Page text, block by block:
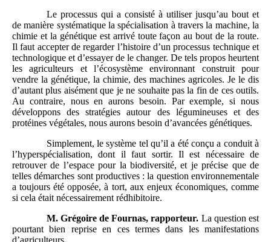
Le processus qui a consisté à utiliser jusqu’au bout et
de manière systématique la spécialisation à travers la machine, la
chimie et la génétique est arrivé toute façon au bout de la route.
Il faut accepter de regarder l’histoire d’un processus technique et
technologique et d’essayer de le changer. De tels propos heurtent
les agriculteurs et l’écosystème environnant construit pour
vendre la génétique, la chimie, des machines agricoles. Je le dis
d’autant plus aisément que je ne souhaite pas la fin de ces outils.
Au contraire, nous en aurons besoin. Par exemple, si nous
développons des stratégies autour des légumineuses et des
protéines végétales, nous aurons besoin d’avancées génétiques.
Simplement, le système tel qu’il a été conçu a conduit à
l’hyperspécialisation, dont il faut sortir. Il est nécessaire de
retrouver de l’espace pour la biodiversité, et je précise que de
telles démarches sont productives : la question environnementale
a toujours été opposée, à tort, aux enjeux économiques, comme
si cela était nécessairement rédhibitoire.
M. Grégoire de Fournas, rapporteur. La question est
pourtant bien reprise en ces termes dans les manifestations
d’agriculteurs.